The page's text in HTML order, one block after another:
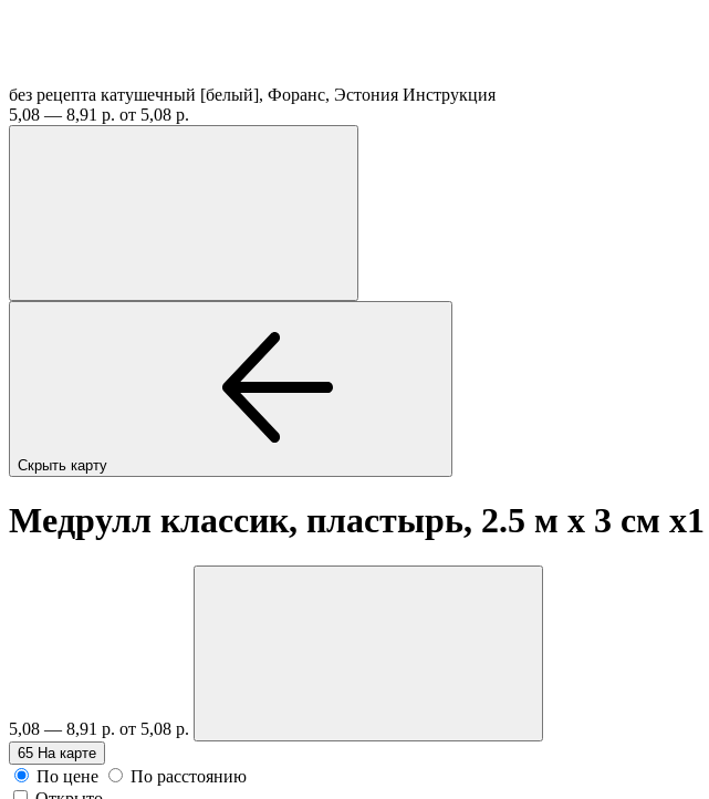
без рецепта катушечный [белый], Форанс, Эстония Инструкция
5,08 — 8,91 р. от 5,08 р.
Скрыть карту
Медрулл классик, пластырь, 2.5 м х 3 см x1
5,08 — 8,91 р. от 5,08 р.
65 На карте
По цене
По расстоянию